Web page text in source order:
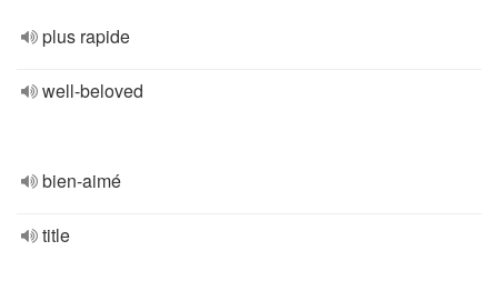
plus rapide
well-beloved
bien-aimé
title